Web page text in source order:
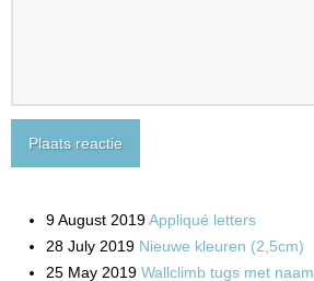
Plaats reactie
9 August 2019Appliqué letters
28 July 2019 Nieuwe kleuren (2,5cm)
25 May 2019 Wallclimb tugs met naam